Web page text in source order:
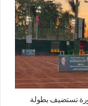
تستضيف بطولة